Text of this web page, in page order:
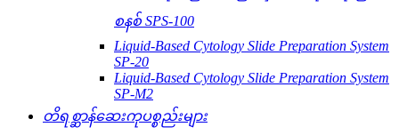
စနစ် SPS-100
Liquid-Based Cytology Slide Preparation System
SP-20
Liquid-Based Cytology Slide Preparation System
SP-M2
တိရစ္ဆာန်ဆေးကုပစ္စည်းများ